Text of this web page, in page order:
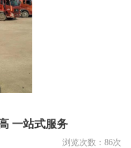
一站式服务
浏览次数： 86次